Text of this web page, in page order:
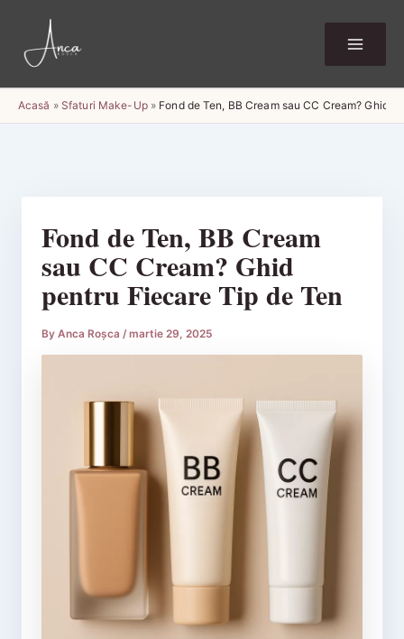
content
Acasă » Sfaturi Make-Up» Fond de Ten, BB Cream sau CC Cream? Ghid
Fond de Ten, BB Cream
sau CC Cream? Ghid
pentru Fiecare Tip de Ten
By Anca Roșca /martie 29, 2025